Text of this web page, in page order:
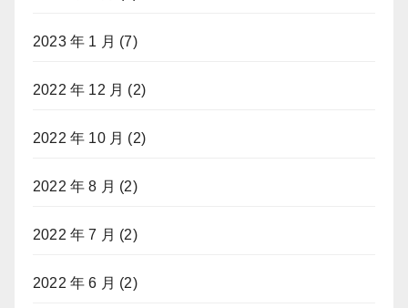
2023 年 1 月 (7)
2022 年 12 月 (2)
2022 年 10 月 (2)
2022 年 8 月 (2)
2022 年 7 月 (2)
2022 年 6 月 (2)